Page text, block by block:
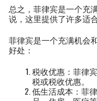
总之，菲律宾是一个充
说，这里提供了许多适
菲律宾是一个充满机会
好处：
税收优惠：菲律
税或税收优惠。
低生活成本：菲